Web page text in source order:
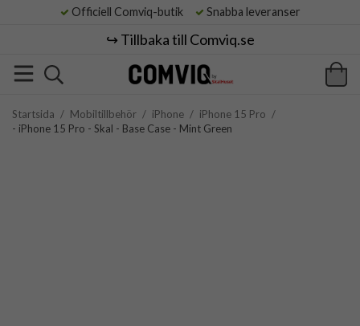
Officiell Comviq-butik Snabba leveranser
↪️ Tillbaka till Comviq.se
Startsida / Mobiltillbehör / iPhone / iPhone 15 Pro /
- iPhone 15 Pro - Skal - Base Case - Mint Green